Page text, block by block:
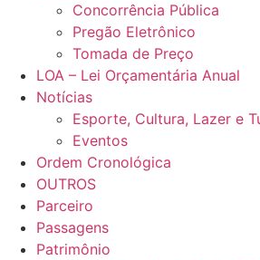
Concorrência Pública
Pregão Eletrônico
Tomada de Preço
LOA – Lei Orçamentária Anual
Notícias
Esporte, Cultura, Lazer e
Eventos
Ordem Cronológica
OUTROS
Parceiro
Passagens
Patrimônio